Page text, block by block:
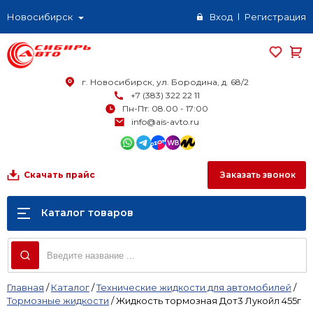
Новосибирск Вход Регистрация
г. Новосибирск, ул. Бородина, д. 68/2
+7 (383) 322 22 11
Пн-Пт: 08.00 - 17:00
info@ais-avto.ru
Заказать звонок
Скачать прайс
Каталог товаров
Главная /Каталог/Технические жидкости для автомобилей /
Тормозные жидкости /Жидкость тормозная Дот3 Лукойл 455г